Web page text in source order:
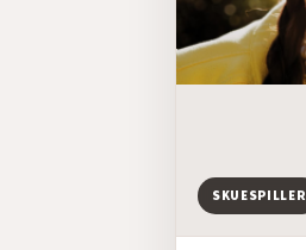
SKUESPILLER